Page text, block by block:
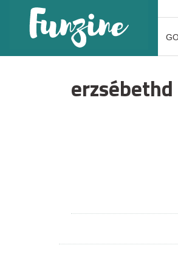
erzsébethd